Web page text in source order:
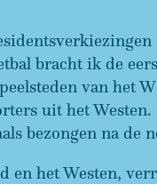
bracht ik de
van het
uit het Westen.
bezongen na de
en het Westen,